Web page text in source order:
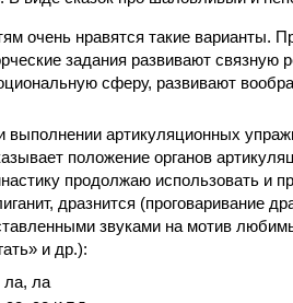
очень нравятся такие варианты.
задания развивают связную
сферу, развивают
выполнении артикуляционных
положение органов
продолжаю использовать и
дразнится (проговаривание
звуками на мотив
и др.):
ла, ла